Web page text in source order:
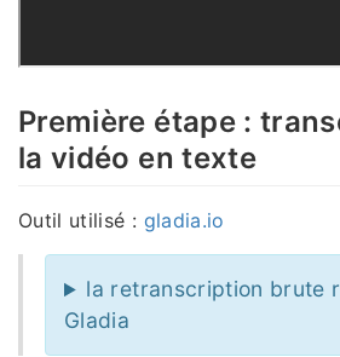
Première étape :
la vidéo en texte
Outil utilisé : gladia.io
la retranscription brute
Gladia